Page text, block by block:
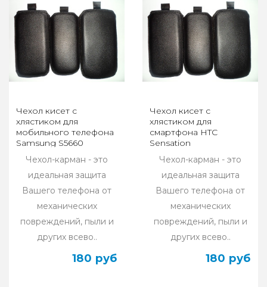
Чехол кисет с
хлястиком для
мобильного телефона
Samsung S5660
Чехол-карман - это
идеальная защита
Вашего телефона от
механических
повреждений, пыли и
других всево..
180 руб
Чехол кисет с
хлястиком для
смартфона HTC
Sensation
Чехол-карман - это
идеальная защита
Вашего телефона от
механических
повреждений, пыли и
других всево..
180 руб